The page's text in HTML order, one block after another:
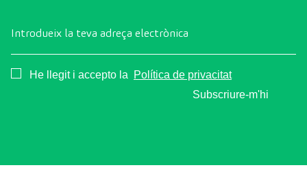
Introdueix la teva adreça electrònica
Consentimiento
He llegit i accepto la
Política de privacitat
Subscriure-m'hi